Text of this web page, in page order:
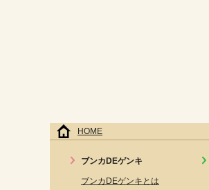
HOME
ブンカDEゲンキ
ブンカDEゲンキとは